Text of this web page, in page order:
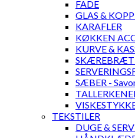
FADE
GLAS &
KARAFLER
KØKKEN
KURVE &
SÆBER -
TEKSTILER
DUGE &